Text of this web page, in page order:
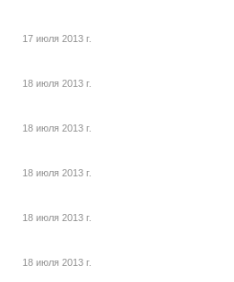
17 июля 2013 г.
18 июля 2013 г.
18 июля 2013 г.
18 июля 2013 г.
18 июля 2013 г.
18 июля 2013 г.